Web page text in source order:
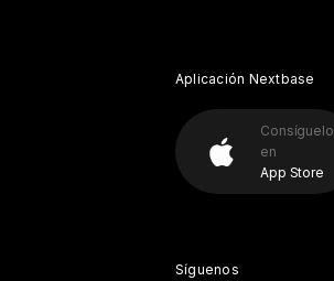
Aplicación Nextbase
Consíguelo
en
App Store
Síguenos